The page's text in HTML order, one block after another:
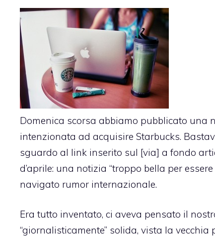
Domenica scorsa abbiamo pubblicato una
intenzionata ad acquisire Starbucks.
sguardo al link inserito sul [via] a fondo
d’aprile: una notizia “troppo bella per
navigato rumor internazionale.
Era tutto inventato, ci aveva pensato il
“giornalisticamente” solida, vista la